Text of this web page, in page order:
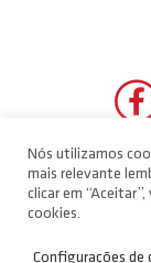
Nós utilizamos
mais relevante
clicar em
cookies.
Configurações de